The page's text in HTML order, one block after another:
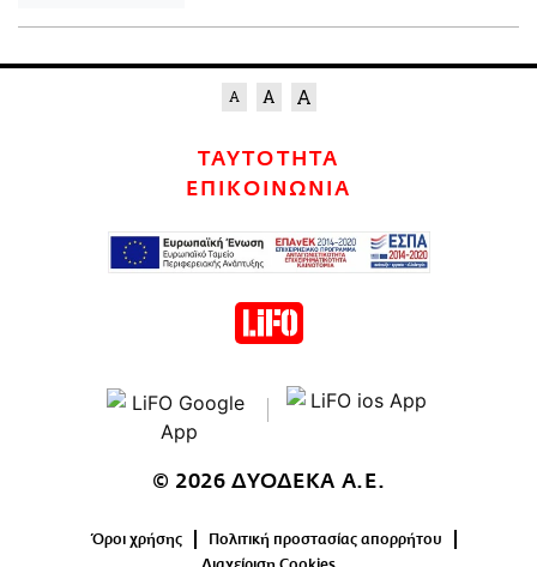
ΤΑΥΤΟΤΗΤΑ
ΕΠΙΚΟΙΝΩΝΙΑ
© 2026 ΔΥΟΔΕΚΑ Α.Ε.
Όροι χρήσης
Πολιτική προστασίας απορρήτου